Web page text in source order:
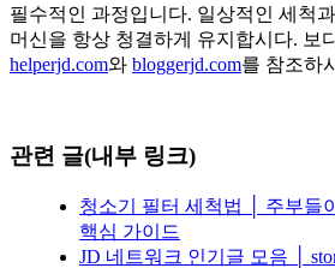
필수적인 과정입니다. 일상적인 세척
머신을 항상 청결하게 유지합시다. 보
helperjd.com와 bloggerjd.com를 참조하
관련 글(내부 링크)
청소기 필터 세척법 │ 주부들
핵심 가이드
JD 네트워크 인기글 모음 │